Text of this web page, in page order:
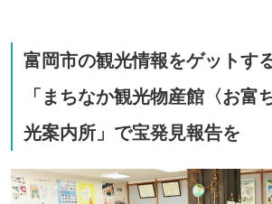
富岡市の観光情報をゲットす
「まちなか観光物産館〈お富
光案内所」で宝発見報告を